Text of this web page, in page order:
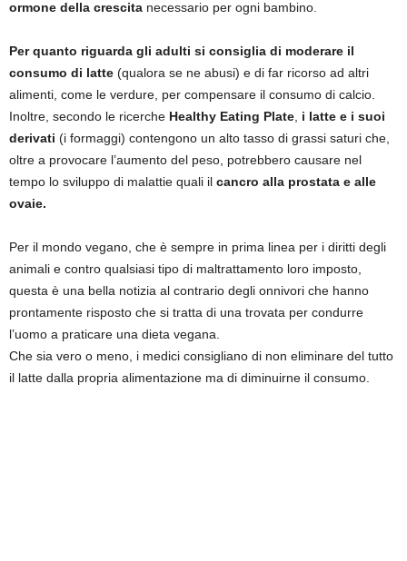
ormone della crescita necessario per ogni bambino.
Per quanto riguarda gli adulti si consiglia di moderare il
consumo di latte (qualora se ne abusi) e di far ricorso ad altri
alimenti, come le verdure, per compensare il consumo di calcio.
Inoltre, secondo le ricerche Healthy Eating Plate i latte e i suoi
derivati (i formaggi) contengono un alto tasso di grassi saturi che,
oltre a provocare l’aumento del peso, potrebbero causare nel
tempo lo sviluppo di malattie quali il cancro alla prostata e alle
ovaie.
Per il mondo vegano, che è sempre in prima linea per i diritti degli
animali e contro qualsiasi tipo di maltrattamento loro imposto,
questa è una bella notizia al contrario degli onnivori che hanno
prontamente risposto che si tratta di una trovata per condurre
l’uomo a praticare una dieta vegana.
Che sia vero o meno, i medici consigliano di non eliminare del tutto
il latte dalla propria alimentazione ma di diminuirne il consumo.